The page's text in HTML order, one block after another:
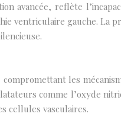
avancée, reflète
ventriculaire gauche. La
les
comme l’oxyde
cellules vasculaires.